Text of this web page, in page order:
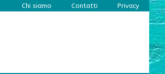
Chi siamo Contatti Privacy